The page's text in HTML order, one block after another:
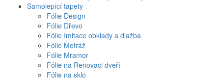
Samolepící tapety
Fólie Design
Fólie Dřevo
Fólie Imitace obklady a dlažba
Fólie Metráž
Fólie Mramor
Fólie na Renovaci dveří
Fólie na sklo